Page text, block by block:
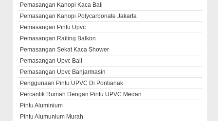
Pemasangan Kanopi Kaca Bali
Pemasangan Kanopi Polycarbonate Jakarta
Pemasangan Pintu Upvc
Pemasangan Railing Balkon
Pemasangan Sekat Kaca Shower
Pemasangan Upvc Bali
Pemasangan Upvc Banjarmasin
Penggunaan Pintu UPVC Di Pontianak
Percantik Rumah Dengan Pintu UPVC Medan
Pintu Aluminium
Pintu Alumunium Murah